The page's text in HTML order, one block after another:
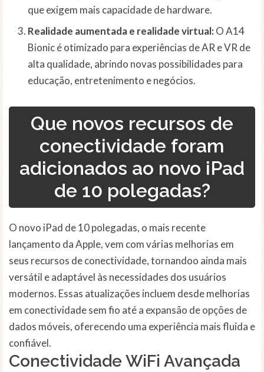
que exigem mais capacidade de hardware.
Realidade aumentada e realidade virtual:O A14
Bionic é otimizado para experiências de AR e VR de
alta qualidade, abrindo novas possibilidades para
educação, entretenimento e negócios.
Que novos recursos de
conectividade foram
adicionados ao novo iPad
de 10 polegadas?
O novo iPad de 10 polegadas, o mais recente
lançamento da Apple, vem com várias melhorias em
seus recursos de conectividade, tornandoo ainda mais
versátil e adaptável às necessidades dos usuários
modernos. Essas atualizações incluem desde melhorias
em conectividade sem fio até a expansão de opções de
dados móveis, oferecendo uma experiência mais fluida e
confiável.
Conectividade WiFi Avançada